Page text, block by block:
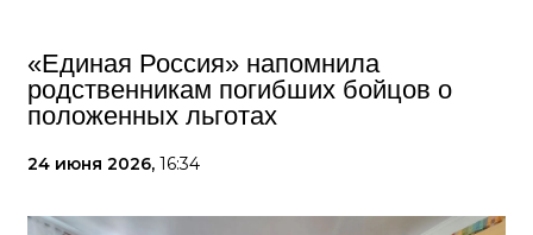
«Единая Россия» напомнила
родственникам погибших бойцов о
положенных льготах
24 июня 2026, 16:34